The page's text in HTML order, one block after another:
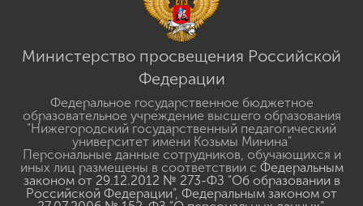
Министерство просвещения Российской
Федерации
Федеральное государственное бюджетное
образовательное учреждение высшего образования
"Нижегородский государственный педагогический
университет имени Козьмы Минина"
Персональные данные сотрудников, обучающихся и
иных лиц размещены в соответствии с Федеральным
законом от 29.12.2012 № 273-ФЗ "Об образовании в
Российской Федерации", Федеральным законом от